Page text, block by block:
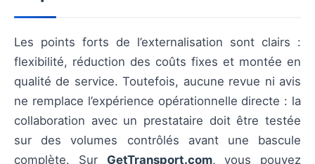
Les points forts de l’externalisation sont clairs :
flexibilité, réduction des coûts fixes et montée en
qualité de service. Toutefois, aucune revue ni avis
ne remplace l’expérience opérationnelle directe : la
collaboration avec un prestataire doit être testée
sur des volumes contrôlés avant une bascule
complète. Sur GetTransport.com, vous pouvez